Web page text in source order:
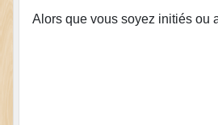
Alors que vous soyez initiés ou